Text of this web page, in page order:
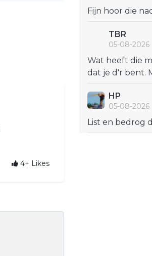
4+ Likes
Fijn hoor die
TBR
05-08-2026
Wat heeft die
dat je d'r bent.
HP
05-08-2026
List en bedrog